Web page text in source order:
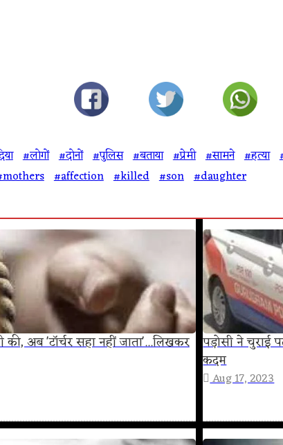
#लोगों #दोनों #पुलिस #बताया #प्रेमी #सामने #हत्या
#affection #killed #son #daughter
अब 'टॉर्चर सहा नहीं जाता'...लिखकर
पड़ोसी ने चुराई
कदम
Aug 17, 2023